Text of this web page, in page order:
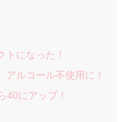
になった！
ルコール不使用に！
にアップ！